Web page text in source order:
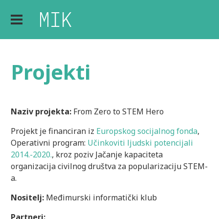
Projekti
Naziv projekta: From Zero to STEM Hero
Projekt je financiran iz Europskog socijalnog fonda,
Operativni program: Učinkoviti ljudski potencijali
2014.-2020., kroz poziv Jačanje kapaciteta
organizacija civilnog društva za popularizaciju STEM-
a.
Nositelj: Međimurski informatički klub
Partneri: